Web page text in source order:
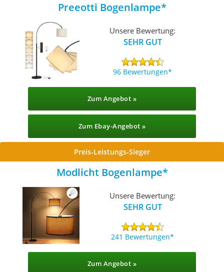
Preeotti Bogenlampe
Unsere Bewertung:
SEHR GUT
96 Bewertungen
Zum Angebot »
Zum Ebay-Angebot »
Preis-Leistungs-Sieger
Modlicht Bogenlampe
Unsere Bewertung:
SEHR GUT
241 Bewertungen
Zum Angebot »